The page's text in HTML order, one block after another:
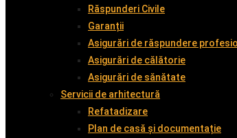
Răspunderi Civile
Garanții
Asigurări de răspundere
Asigurări de călătorie
Asigurări de sănătate
Servicii de arhitectură
Refatadizare
Plan de casă și documentație